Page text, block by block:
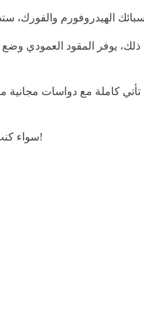
فيلانو ديفيرس 3.0 الهجينة عالية
سواء كنت مبتدئًا أو متحمسًا أو أكثر، فإن هذه الدراجة الاستثنائية تحتوي على شيء مميز للجميع!